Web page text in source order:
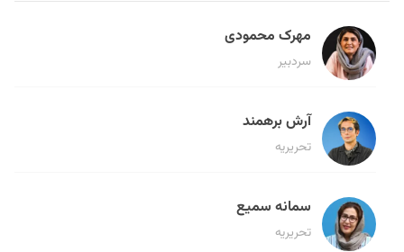
مهرک محمودی
سردبیر
آرش برهمند
تحریریه
سمانه سمیع
تحریریه